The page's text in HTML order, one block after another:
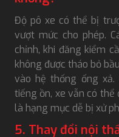
Độ pô xe có thể bị
vượt mức cho phép.
chỉnh, khi đăng kiểm
không được tháo bỏ
vào hệ thống ống xả.
tiếng ồn, xe vẫn có thể
là hạng mục dễ bị xử
5. Thay đổi nội